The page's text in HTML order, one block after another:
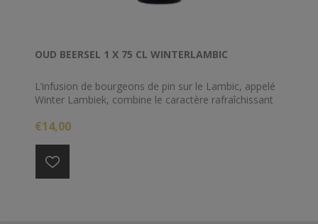
OUD BEERSEL 1 X 75 CL WINTERLAMBIC
L’infusion de bourgeons de pin sur le Lambic, appelé
Winter Lambiek, combine le caractère rafraîchissant
hivernale en buvant une bière qui n’est pas trop
€14,00